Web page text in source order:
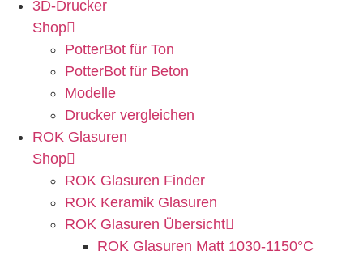
3D-Drucker
Shop
PotterBot für Ton
PotterBot für Beton
Modelle
Drucker vergleichen
ROK Glasuren
Shop
ROK Glasuren Finder
ROK Keramik Glasuren
ROK Glasuren Übersicht
ROK Glasuren Matt 1030-1150°C